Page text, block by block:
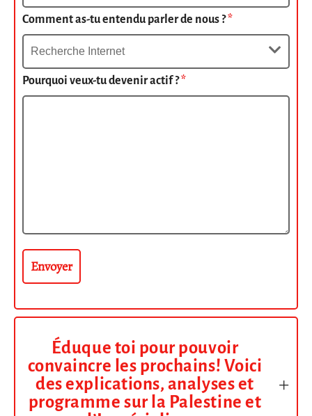
Comment as-tu entendu parler de nous ?*
Pourquoi veux-tu devenir actif ?*
Éduque toi pour pouvoir
convaincre les prochains! Voici
des explications, analyses et
programme sur la Palestine et